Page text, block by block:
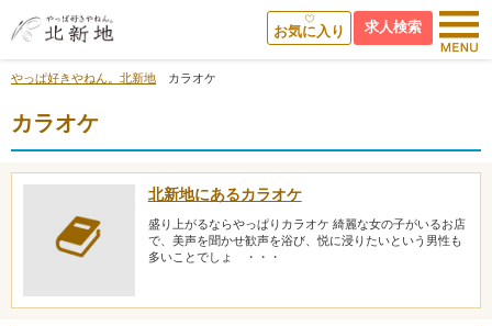
求人検索
お気に入り
やっぱ好きやねん。北新地 カラオケ
カラオケ
北新地にあるカラオケ
盛り上がるならやっぱりカラオケ 綺麗な女の子がいるお店
で、美声を聞かせ歓声を浴び、悦に浸りたいという男性も
多いことでしょ ・・・